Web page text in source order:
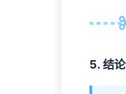
5. 结论